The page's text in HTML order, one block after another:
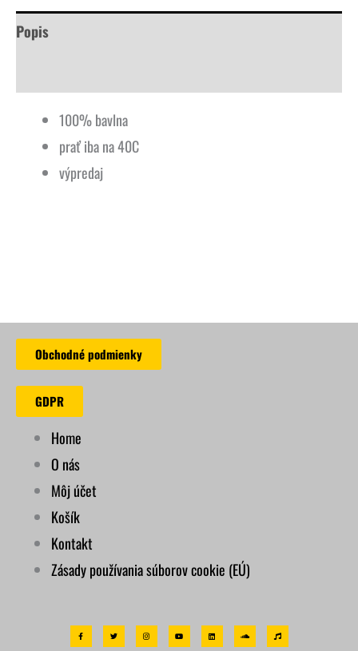
Popis
100% bavlna
prať iba na 40C
výpredaj
Obchodné podmienky
GDPR
Home
O nás
Môj účet
Košík
Kontakt
Zásady používania súborov cookie (EÚ)
F
a
c
e
T
w
i
t
I
n
s
t
Y
u
t
L
i
n
k
S
u
n
M
u
s
i